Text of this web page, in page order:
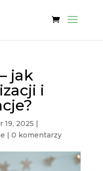
jak
i
19, 2025 |
| 0 komentarzy